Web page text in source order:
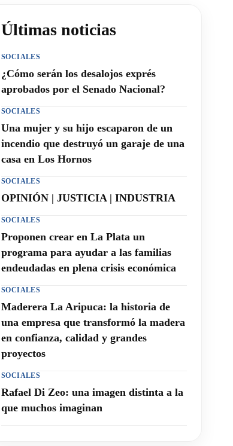
Últimas noticias
SOCIALES
¿Cómo serán los desalojos exprés
aprobados por el Senado Nacional?
SOCIALES
Una mujer y su hijo escaparon de un
incendio que destruyó un garaje de una
casa en Los Hornos
SOCIALES
OPINIÓN | JUSTICIA | INDUSTRIA
SOCIALES
Proponen crear en La Plata un
programa para ayudar a las familias
endeudadas en plena crisis económica
SOCIALES
Maderera La Aripuca: la historia de
una empresa que transformó la madera
en confianza, calidad y grandes
proyectos
SOCIALES
Rafael Di Zeo: una imagen distinta a la
que muchos imaginan